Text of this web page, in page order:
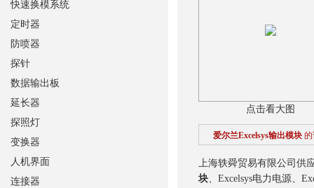
点击看大图
爱尔兰Excelsys输出模块
上海轶舜贸易有限公司供
块、Excelsys电力电源、
快速换模系统
定时器
防喷器
探针
数据输出板
延长器
探照灯
变换器
人机界面
连接器